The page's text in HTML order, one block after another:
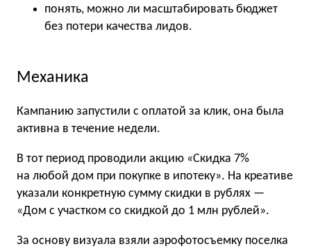
понять, можно ли масштабировать бюджет
без потери качества лидов.
Механика
Кампанию запустили с оплатой за клик, она была
активна в течение недели.
В тот период проводили акцию «Скидка 7%
на любой дом при покупке в ипотеку». На креативе
указали конкретную сумму скидки в рублях —
«Дом с участком со скидкой до 1 млн рублей».
За основу визуала взяли аэрофотосъемку поселка